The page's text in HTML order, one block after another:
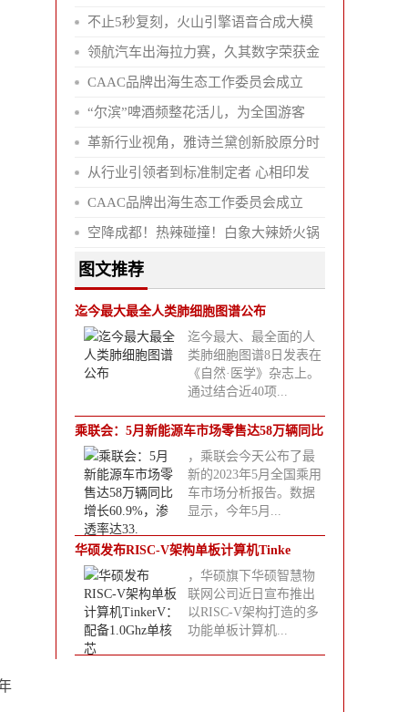
不止5秒复刻，火山引擎语音合成大模
领航汽车出海拉力赛，久其数字荣获金
CAAC品牌出海生态工作委员会成立
“尔滨”啤酒频整花活儿，为全国游客
革新行业视角，雅诗兰黛创新胶原分时
从行业引领者到标准制定者 心相印发
CAAC品牌出海生态工作委员会成立
空降成都！热辣碰撞！白象大辣娇火锅
图文推荐
迄今最大最全人类肺细胞图谱公布
迄今最大、最全面的人
类肺细胞图谱8日发表在
《自然·医学》杂志上。
通过结合近40项...
乘联会：5月新能源车市场零售达58万辆同比
增
，乘联会今天公布了最
新的2023年5月全国乘用
车市场分析报告。数据
显示，今年5月...
华硕发布RISC-V架构单板计算机Tinke
，华硕旗下华硕智慧物
联网公司近日宣布推出
以RISC-V架构打造的多
功能单板计算机...